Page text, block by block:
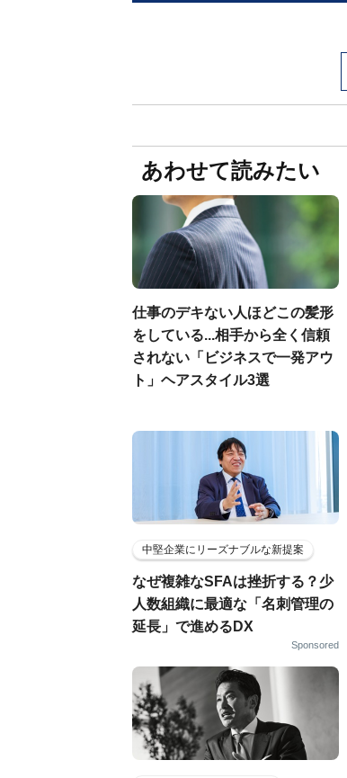
あわせて読みたい
仕事のデキない人ほどこの髪形
をしている...相手から全く信頼
されない「ビジネスで一発アウ
ト」ヘアスタイル3選
中堅企業にリーズナブルな新提案
なぜ複雑なSFAは挫折する？少
人数組織に最適な「名刺管理の
延長」で進めるDX
Sponsored